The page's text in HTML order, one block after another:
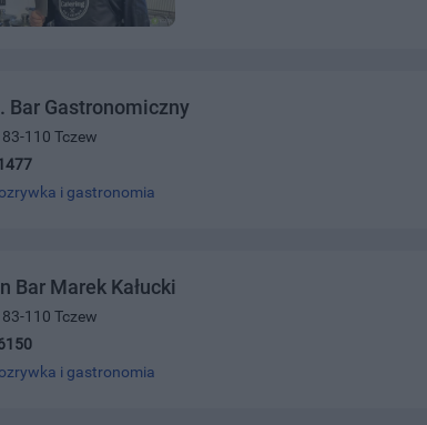
Bar Gastronomiczny
110 Tczew
i gastronomia
Bar Marek Kałucki
110 Tczew
i gastronomia